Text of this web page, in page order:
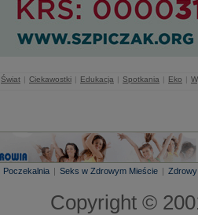
Świat | Ciekawostki | Edukacja | Spotkania | Eko |
Poczekalnia | Seks w Zdrowym Mieście |
Copyright ©